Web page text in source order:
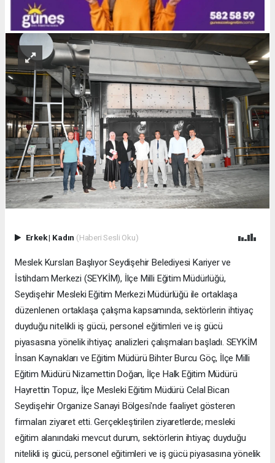
Erkek| Kadın (Haberi Sesli Oku)
Meslek Kursları Başlıyor Seydişehir Belediyesi Kariyer ve
İstihdam Merkezi (SEYKİM), İlçe Milli Eğitim Müdürlüğü,
Seydişehir Mesleki Eğitim Merkezi Müdürlüğü ile ortaklaşa
düzenlenen ortaklaşa çalışma kapsamında, sektörlerin ihtiyaç
duyduğu nitelikli iş gücü, personel eğitimleri ve iş gücü
piyasasına yönelik ihtiyaç analizleri çalışmaları başladı. SEYKİM
İnsan Kaynakları ve Eğitim Müdürü Bihter Burcu Göç, İlçe Milli
Eğitim Müdürü Nizamettin Doğan, İlçe Halk Eğitim Müdürü
Hayrettin Topuz, İlçe Mesleki Eğitim Müdürü Celal Bican
Seydişehir Organize Sanayi Bölgesi'nde faaliyet gösteren
firmaları ziyaret etti. Gerçekleştirilen ziyaretlerde; mesleki
eğitim alanındaki mevcut durum, sektörlerin ihtiyaç duyduğu
nitelikli iş gücü, personel eğitimleri ve iş gücü piyasasına yönelik